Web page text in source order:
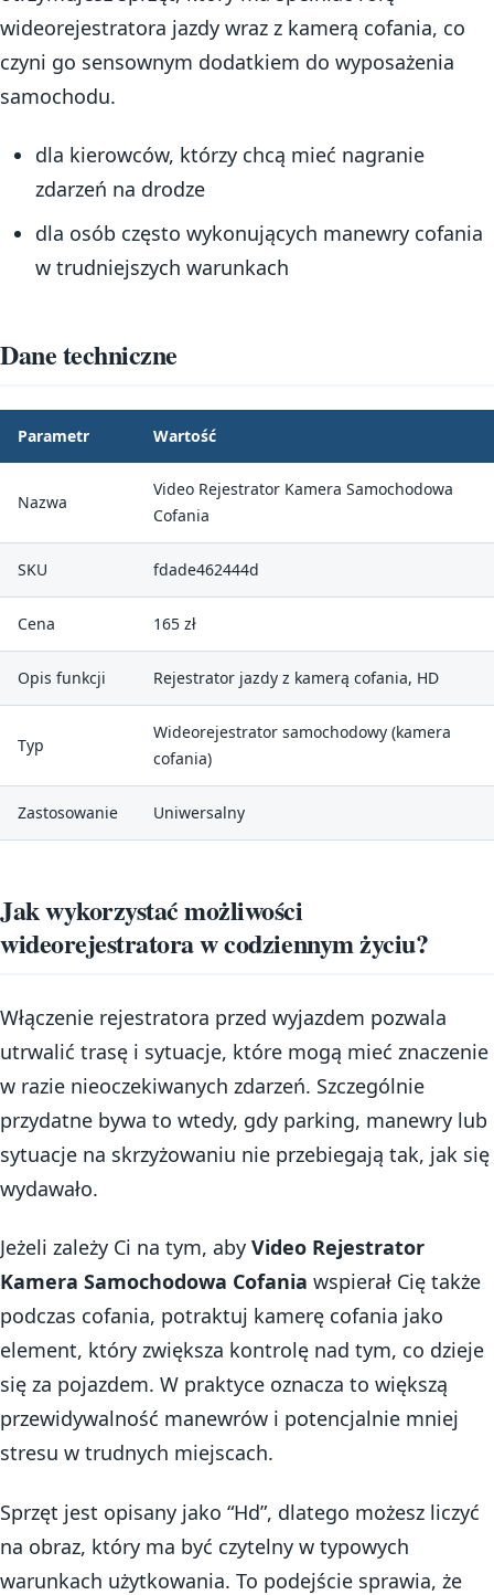
wideorejestratora jazdy wraz z kamerą cofania, co
czyni go sensownym dodatkiem do wyposażenia
samochodu.
dla kierowców, którzy chcą mieć nagranie
zdarzeń na drodze
dla osób często wykonujących manewry cofania
w trudniejszych warunkach
Dane techniczne
Parametr Wartość
Nazwa
Video Rejestrator Kamera Samochodowa
Cofania
SKU fdade462444d
Cena 165 zł
Opis funkcji Rejestrator jazdy z kamerą cofania, HD
Typ
Wideorejestrator samochodowy (kamera
cofania)
Zastosowanie Uniwersalny
Jak wykorzystać możliwości
wideorejestratora w codziennym życiu?
Włączenie rejestratora przed wyjazdem pozwala
utrwalić trasę i sytuacje, które mogą mieć znaczenie
w razie nieoczekiwanych zdarzeń. Szczególnie
przydatne bywa to wtedy, gdy parking, manewry lub
sytuacje na skrzyżowaniu nie przebiegają tak, jak się
wydawało.
Jeżeli zależy Ci na tym, aby Video Rejestrator
Kamera Samochodowa Cofania wspierał Cię także
podczas cofania, potraktuj kamerę cofania jako
element, który zwiększa kontrolę nad tym, co dzieje
się za pojazdem. W praktyce oznacza to większą
przewidywalność manewrów i potencjalnie mniej
stresu w trudnych miejscach.
Sprzęt jest opisany jako “Hd”, dlatego możesz liczyć
na obraz, który ma być czytelny w typowych
warunkach użytkowania. To podejście sprawia, że